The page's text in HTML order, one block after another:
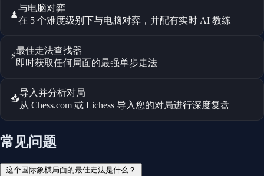
♟
与电脑对弈
在 5 个难度级别下与电脑对弈，并配有实时 AI 教练
⚡
最佳走法查找器
即时获取任何局面的最强单步走法
📥
导入并分析对局
从 Chess.com 或 Lichess 导入您的对局进行深度复盘
常见问题
这个国际象棋局面的最佳走法是什么？